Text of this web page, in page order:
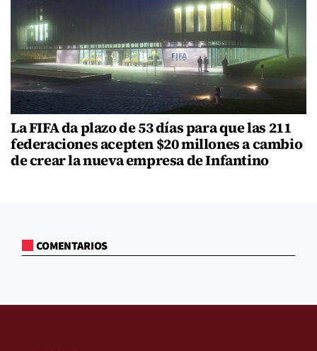
La FIFA da plazo de 53 días para que las 211
federaciones acepten $20 millones a cambio
de crear la nueva empresa de Infantino
COMENTARIOS